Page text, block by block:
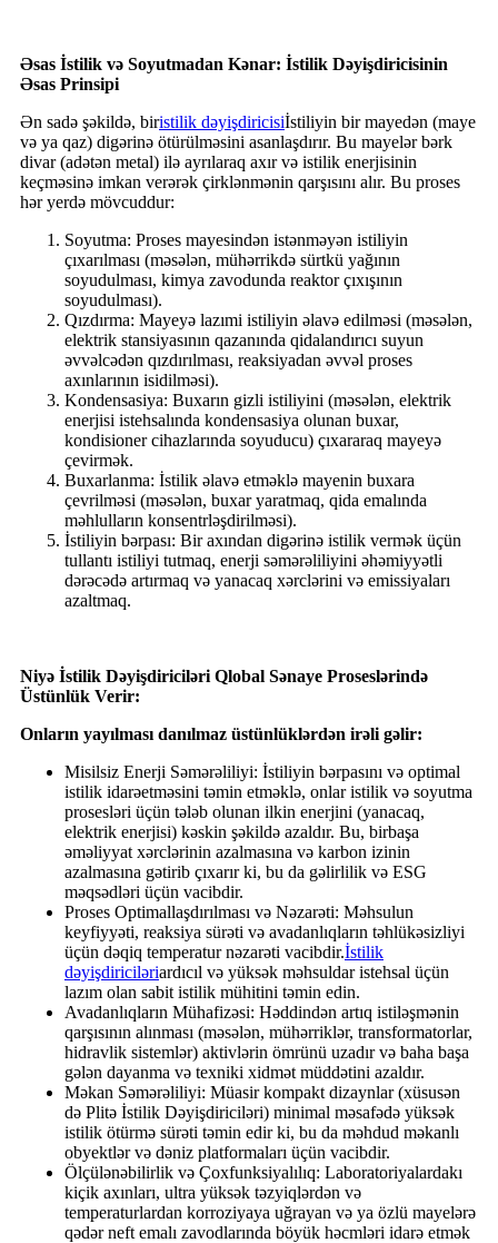
Əsas İstilik və Soyutmadan Kənar: İstilik Dəyişdiricisinin
Əsas Prinsipi
Ən sadə şəkildə, biristilik dəyişdiricisiİstiliyin bir mayedən (maye
və ya qaz) digərinə ötürülməsini asanlaşdırır. Bu mayelər bərk
divar (adətən metal) ilə ayrılaraq axır və istilik enerjisinin
keçməsinə imkan verərək çirklənmənin qarşısını alır. Bu proses
hər yerdə mövcuddur:
Soyutma: Proses mayesindən istənməyən istiliyin
çıxarılması (məsələn, mühərrikdə sürtkü yağının
soyudulması, kimya zavodunda reaktor çıxışının
soyudulması).
Qızdırma: Mayeyə lazımi istiliyin əlavə edilməsi (məsələn,
elektrik stansiyasının qazanında qidalandırıcı suyun
əvvəlcədən qızdırılması, reaksiyadan əvvəl proses
axınlarının isidilməsi).
Kondensasiya: Buxarın gizli istiliyini (məsələn, elektrik
enerjisi istehsalında kondensasiya olunan buxar,
kondisioner cihazlarında soyuducu) çıxararaq mayeyə
çevirmək.
Buxarlanma: İstilik əlavə etməklə mayenin buxara
çevrilməsi (məsələn, buxar yaratmaq, qida emalında
məhlulların konsentrləşdirilməsi).
İstiliyin bərpası: Bir axından digərinə istilik vermək üçün
tullantı istiliyi tutmaq, enerji səmərəliliyini əhəmiyyətli
dərəcədə artırmaq və yanacaq xərclərini və emissiyaları
azaltmaq.
Niyə İstilik Dəyişdiriciləri Qlobal Sənaye Proseslərində
Üstünlük Verir:
Onların yayılması danılmaz üstünlüklərdən irəli gəlir:
Misilsiz Enerji Səmərəliliyi: İstiliyin bərpasını və optimal
istilik idarəetməsini təmin etməklə, onlar istilik və soyutma
prosesləri üçün tələb olunan ilkin enerjini (yanacaq,
elektrik enerjisi) kəskin şəkildə azaldır. Bu, birbaşa
əməliyyat xərclərinin azalmasına və karbon izinin
azalmasına gətirib çıxarır ki, bu da gəlirlilik və ESG
məqsədləri üçün vacibdir.
Proses Optimallaşdırılması və Nəzarəti: Məhsulun
keyfiyyəti, reaksiya sürəti və avadanlıqların təhlükəsizliyi
üçün dəqiq temperatur nəzarəti vacibdir.İstilik
dəyişdiriciləriardıcıl və yüksək məhsuldar istehsal üçün
lazım olan sabit istilik mühitini təmin edin.
Avadanlıqların Mühafizəsi: Həddindən artıq istiləşmənin
qarşısının alınması (məsələn, mühərriklər, transformatorlar,
hidravlik sistemlər) aktivlərin ömrünü uzadır və baha başa
gələn dayanma və texniki xidmət müddətini azaldır.
Məkan Səmərəliliyi: Müasir kompakt dizaynlar (xüsusən
də Plitə İstilik Dəyişdiriciləri) minimal məsafədə yüksək
istilik ötürmə sürəti təmin edir ki, bu da məhdud məkanlı
obyektlər və dəniz platformaları üçün vacibdir.
Ölçülənəbilirlik və Çoxfunksiyalılıq: Laboratoriyalardakı
kiçik axınları, ultra yüksək təzyiqlərdən və
temperaturlardan korroziyaya uğrayan və ya özlü mayelərə
qədər neft emalı zavodlarında böyük həcmləri idarə etmək